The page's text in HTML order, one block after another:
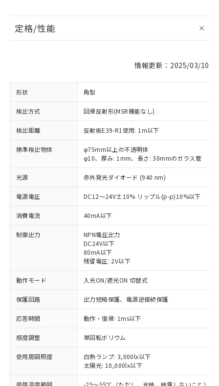
定格/性能
情報更新：2025/03/10
形状 角型
検出方式 回帰反射形(MSR機能なし)
検出距離 反射板E39-R1使用: 1m以下
標準検出物体
φ75mm以上の不透明体
φ10、厚み: 1mm、長さ: 30mmのガラス管
光源 赤外発光ダイオード (940 nm)
電源電圧 DC12～24V±10% リップル(p-p)10%以下
消費電流 40mA以下
制御出力
NPN電圧出力
DC24V以下
80mA以下
残留電圧: 2V以下
動作モード 入光ON/遮光ON 切替式
保護回路 出力短絡保護、電源逆接続保護
応答時間 動作・復帰: 1ms以下
感度調整 単回転ボリウム
使用周囲照度
白熱ランプ: 3,000lx以下
太陽光: 10,000lx以下
使用温度範囲 -25～55℃（ただし、氷結、結露しないこと）
※1 対応状況
対応済み：EU RoHS指令（10物質）の
非含有に対応した製品が提供可能な商品で